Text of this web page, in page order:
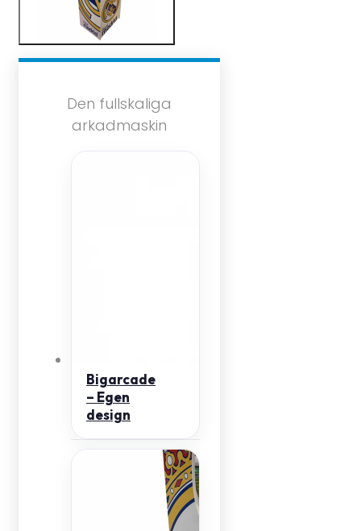
Den fullskaliga
arkadmaskin
Bigarcade
– Egen
design